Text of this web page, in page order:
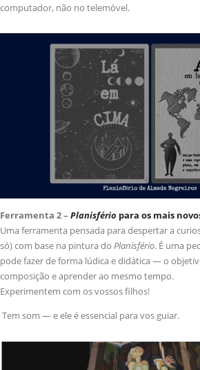
computador, não no telemóvel.
Ferramenta 2 – Planisfério para os mais
Uma ferramenta pensada para despertar a
só) com base na pintura do Planisfério. É uma
pode fazer de forma lúdica e didática — o
composição e aprender ao mesmo tempo.
Experimentem com os vossos filhos!
Tem som — e ele é essencial para vos guiar.